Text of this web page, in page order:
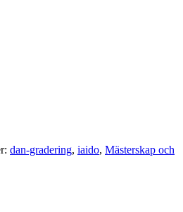
dan-gradering, iaido, Mästerskap och